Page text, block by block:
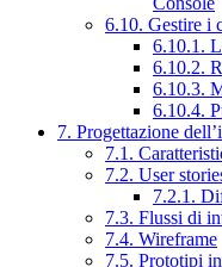
6.10. Gestire i
6.10.1.
6.10.2.
6.10.3.
6.10.4.
7. Progettazione
7.1.
7.2. User
7.2.1.
7.3. Flussi di
7.4. Wireframe
7.5. Prototipi